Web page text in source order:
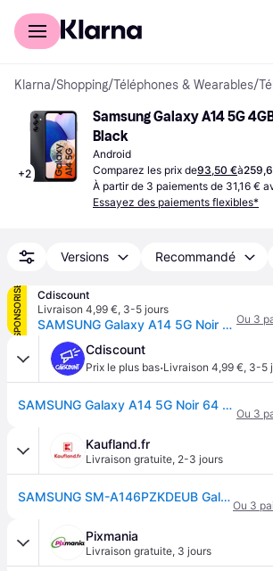
Acheter avec Klarna
Klarna/Shopping/Téléphones & Wearables/
+2
Samsung Galaxy A14 5G
Black
Android
Comparez les prix de93,50 €à
À partir de 3 paiements de 31,16 €
Essayez des paiements flexibles*
Versions Recommandé
SPONSORISÉ
Cdiscount
Livraison 4,99 €, 3-5 jours
SAMSUNG Galaxy A14 5G Noir 64 Go Ou 3
Cdiscount
Prix le plus bas·Livraison 4,99 €, 3-5
SAMSUNG Galaxy A14 5G Noir 64 Go
Ou 3
Kaufland.fr
Livraison gratuite, 2-3 jours
SAMSUNG SM-A146PZKDEUB Galaxy A14 5G Dual-SIM-Smartphone schwarz 64 GB
Ou 3
Pixmania
Livraison gratuite, 3 jours